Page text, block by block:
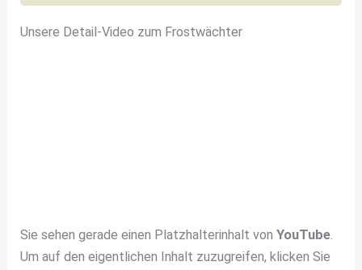
Unsere Detail-Video zum Frostwächter
Sie sehen gerade einen Platzhalterinhalt vonYouTube.
Um auf den eigentlichen Inhalt zuzugreifen, klicken Sie